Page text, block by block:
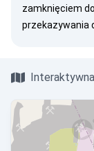
zamknięciem
przekazywania